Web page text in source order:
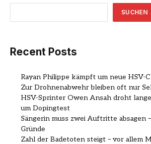
SUCHEN
Recent Posts
Rayan Philippe kämpft um neue HSV-
Zur Drohnenabwehr bleiben oft nur
HSV-Sprinter Owen Ansah droht
um Dopingtest
Sängerin muss zwei Auftritte absagen
Gründe
Zahl der Badetoten steigt – vor allem